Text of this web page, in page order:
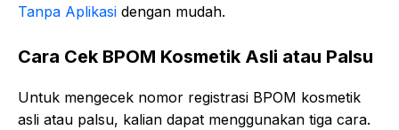
Tanpa Aplikasi dengan mudah.
Cara Cek BPOM Kosmetik Asli atau Palsu
Untuk mengecek nomor registrasi BPOM kosmetik
asli atau palsu, kalian dapat menggunakan tiga cara.